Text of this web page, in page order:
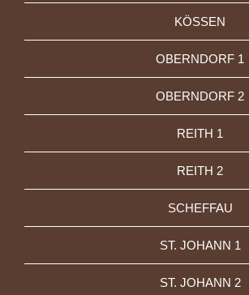
KÖSSEN
OBERNDORF 1
OBERNDORF 2
REITH 1
REITH 2
SCHEFFAU
ST. JOHANN 1
ST. JOHANN 2